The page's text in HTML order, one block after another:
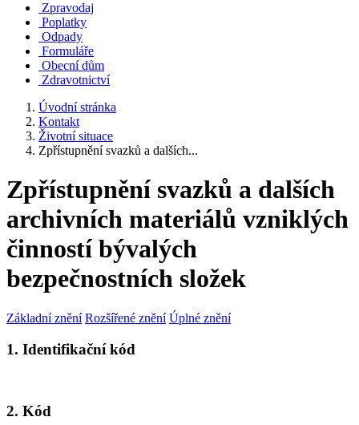
Zpravodaj
Poplatky
Odpady
Formuláře
Obecní dům
Zdravotnictví
Úvodní stránka
Kontakt
Životní situace
Zpřístupnění svazků a dalších...
Zpřístupnění svazků a dalších
archivních materiálů vzniklých
činností bývalých
bezpečnostních složek
Základní znění Rozšířené znění Úplné znění
1. Identifikační kód
2. Kód